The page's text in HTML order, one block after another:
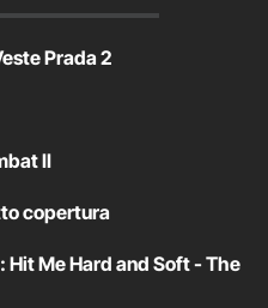
Prada 2
II
copertura
Hit Me Hard and Soft - The